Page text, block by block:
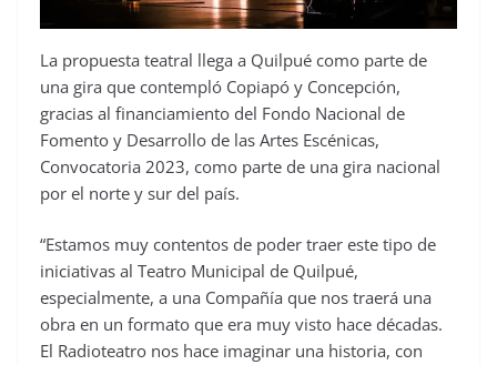
La propuesta teatral llega a Quilpué como parte de
una gira que contempló Copiapó y Concepción,
gracias al financiamiento del Fondo Nacional de
Fomento y Desarrollo de las Artes Escénicas,
Convocatoria 2023, como parte de una gira nacional
por el norte y sur del país.
“Estamos muy contentos de poder traer este tipo de
iniciativas al Teatro Municipal de Quilpué,
especialmente, a una Compañía que nos traerá una
obra en un formato que era muy visto hace décadas.
El Radioteatro nos hace imaginar una historia, con